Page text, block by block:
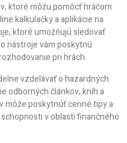
ktoré môžu pomôcť hráčom
kalkulačky a aplikácie na
ktoré umožňujú sledovať
nástroje vám poskytnú
pri hrách.
vzdelávať o hazardných
odborných článkov, kníh a
môže poskytnúť cenné tipy a
v oblasti finančného